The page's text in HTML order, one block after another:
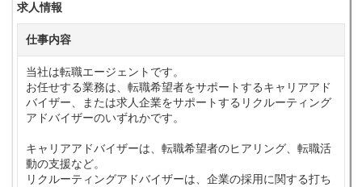
求人情報
仕事内容
当社は転職エージェントです。
お任せする業務は、転職希望者をサポートするキャリアアド
バイザー、または求人企業をサポートするリクルーティング
アドバイザーのいずれかです。
キャリアアドバイザーは、転職希望者のヒアリング、転職活
動の支援など。
リクルーティングアドバイザーは、企業の採用に関する打ち